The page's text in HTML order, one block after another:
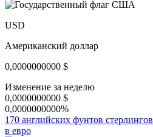
USD
Американский доллар
0,0000000000 $
Изменение за неделю
0,0000000000 $
0,0000000000%
170 английских фунтов стерлингов
в евро